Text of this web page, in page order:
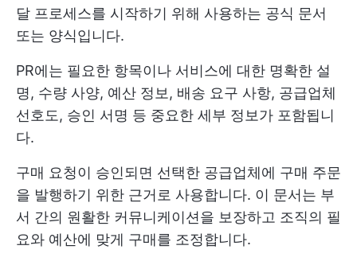
달 프로세스를 시작하기 위해 사용하는 공식 문서
또는 양식입니다.
PR에는 필요한 항목이나 서비스에 대한 명확한 설
명, 수량 사양, 예산 정보, 배송 요구 사항, 공급업체
선호도, 승인 서명 등 중요한 세부 정보가 포함됩니
다.
구매 요청이 승인되면 선택한 공급업체에 구매 주문
을 발행하기 위한 근거로 사용합니다. 이 문서는 부
서 간의 원활한 커뮤니케이션을 보장하고 조직의 필
요와 예산에 맞게 구매를 조정합니다.